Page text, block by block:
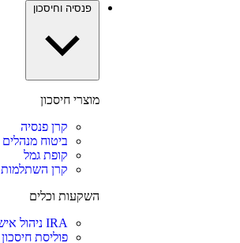
פנסיה וחיסכון
מוצרי חיסכון
קרן פנסיה
ביטוח מנהלים
קופת גמל
קרן השתלמות
השקעות וכלים
IRA ניהול אישי
פוליסת חיסכון